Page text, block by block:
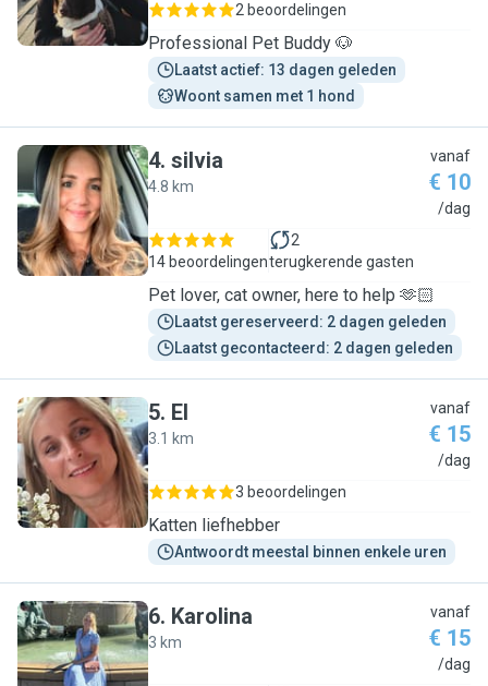
2 beoordelingen
Professional Pet Buddy 🐶
Laatst actief: 13 dagen geleden
Woont samen met 1 hond
S
4. silvia
4.8 km
vanaf
€ 10
/dag
14 beoordelingen
2
terugkerende gasten
Pet lover, cat owner, here to help 🫶🏻
Laatst gereserveerd: 2 dagen geleden
Laatst gecontacteerd: 2 dagen geleden
E
5. El
3.1 km
vanaf
€ 15
/dag
3 beoordelingen
Katten liefhebber
Antwoordt meestal binnen enkele uren
K
6. Karolina
3 km
vanaf
€ 15
/dag